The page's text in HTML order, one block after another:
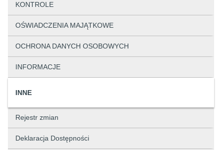
KONTROLE
OŚWIADCZENIA MAJĄTKOWE
OCHRONA DANYCH OSOBOWYCH
INFORMACJE
INNE
Rejestr zmian
Deklaracja Dostępności